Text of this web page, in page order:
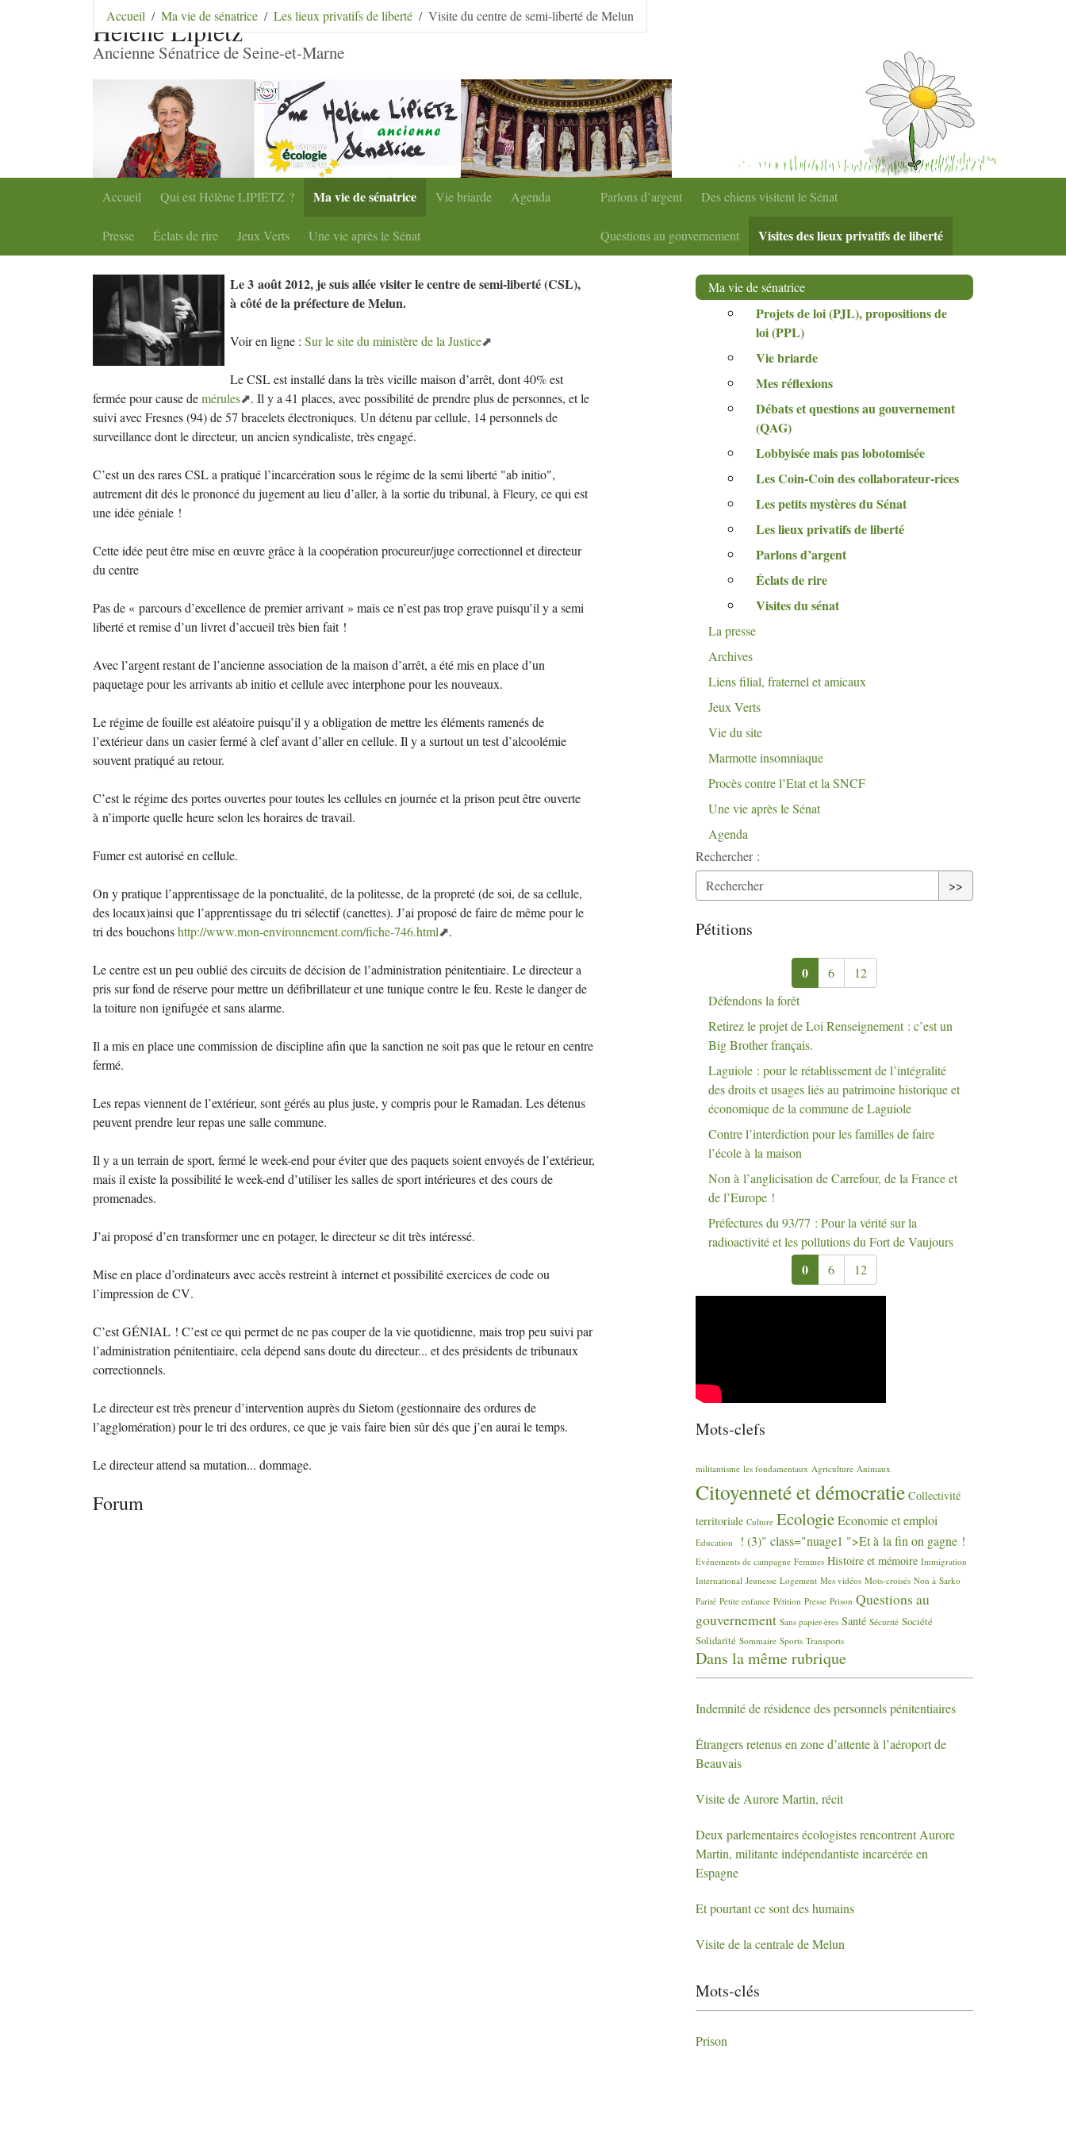
Aller au contenu Aller au menu Aller au menu secondaire Aller à la recherche
Hélène Lipietz
Ancienne Sénatrice de Seine-et-Marne
Accueil Qui est HélèneLIPIETZ ? Ma vie de sénatrice Vie briarde Agenda
Presse Éclats de rire Jeux Verts Une vie après le Sénat
Parlons d’argent Des chiens visitent le Sénat
Questions au gouvernement Visites des lieux privatifs de liberté
Accueil Ma vie de sénatrice Les lieux privatifs de liberté Visite du centre de semi-liberté de Melun
Le 3 août 2012, je suis allée visiter le centre de semi-liberté (CSL),
à côté de la préfecture de Melun.
Voir en ligne :Sur le site du ministère de la Justice
LeCSLest installé dans la très vieille maison d’arrêt, dont 40% est
fermée pour cause demérules
. Il y a 41 places, avec possibilité de prendre plus de personnes, et le
suivi avec Fresnes (94) de 57 bracelets électroniques. Un détenu par cellule, 14 personnels de
surveillance dont le directeur, un ancien syndicaliste, très engagé.
C’est un des raresCSLa pratiqué l’incarcération sous le régime de la semi liberté "ab initio",
autrement dit dés le prononcé du jugement au lieu d’aller, à la sortie du tribunal, à Fleury, ce qui est
une idée géniale !
Cette idée peut être mise en œuvre grâce à la coopération procureur/juge correctionnel et directeur
du centre
Pas de « parcours d’excellence de premier arrivant » mais ce n’est pas trop grave puisqu’il y a semi
liberté et remise d’un livret d’accueil très bien fait !
Avec l’argent restant de l’ancienne association de la maison d’arrêt, a été mis en place d’un
paquetage pour les arrivants ab initio et cellule avec interphone pour les nouveaux.
Le régime de fouille est aléatoire puisqu’il y a obligation de mettre les éléments ramenés de
l’extérieur dans un casier fermé à clef avant d’aller en cellule. Il y a surtout un test d’alcoolémie
souvent pratiqué au retour.
C’est le régime des portes ouvertes pour toutes les cellules en journée et la prison peut être ouverte
à n’importe quelle heure selon les horaires de travail.
Fumer est autorisé en cellule.
On y pratique l’apprentissage de la ponctualité, de la politesse, de la propreté (de soi, de sa cellule,
des locaux)ainsi que l’apprentissage du tri sélectif (canettes). J’ai proposé de faire de même pour le
tri des bouchonshttp://www.mon-environnement.com/fiche-746.html .
Le centre est un peu oublié des circuits de décision de l’administration pénitentiaire. Le directeur a
pris sur fond de réserve pour mettre un défibrillateur et une tunique contre le feu. Reste le danger de
la toiture non ignifugée et sans alarme.
Il a mis en place une commission de discipline afin que la sanction ne soit pas que le retour en centre
fermé.
Les repas viennent de l’extérieur, sont gérés au plus juste, y compris pour le Ramadan. Les détenus
peuvent prendre leur repas une salle commune.
Il y a un terrain de sport, fermé le week-end pour éviter que des paquets soient envoyés de l’extérieur,
mais il existe la possibilité le week-end d’utiliser les salles de sport intérieures et des cours de
promenades.
J’ai proposé d’en transformer une en potager, le directeur se dit très intéressé.
Mise en place d’ordinateurs avec accès restreint à internet et possibilité exercices de code ou
l’impression deCV.
C’est GÉNIAL ! C’est ce qui permet de ne pas couper de la vie quotidienne, mais trop peu suivi par
l’administration pénitentiaire, cela dépend sans doute du directeur... et des présidents de tribunaux
correctionnels.
Le directeur est très preneur d’intervention auprès du Sietom (gestionnaire des ordures de
l’agglomération) pour le tri des ordures, ce que je vais faire bien sûr dés que j’en aurai le temps.
Le directeur attend sa mutation... dommage.
Forum
Ma vie de sénatrice
Projets de loi (PJL), propositions de
loi (PPL)
Vie briarde
Mes réflexions
Débats et questions au gouvernement
(QAG)
Lobbyisée mais pas lobotomisée
Les Coin-Coin des collaborateur-rices
Les petits mystères du Sénat
Les lieux privatifs de liberté
Parlons d’argent
Éclats de rire
Visites du sénat
La presse
Archives
Liens filial, fraternel et amicaux
Jeux Verts
Vie du site
Marmotte insomniaque
Procès contre l’Etat et la SNCF
Une vie après le Sénat
Agenda
Rechercher :
>>
Pétitions
0 6
12
Défendons la forêt
Retirez le projet de Loi Renseignement : c’est un
Big Brother français.
Laguiole : pour le rétablissement de l’intégralité
des droits et usages liés au patrimoine historique et
économique de la commune de Laguiole
Contre l’interdiction pour les familles de faire
l’école à la maison
Non à l’anglicisation de Carrefour, de la France et
de l’Europe !
Préfectures du 93/77 : Pour la vérité sur la
radioactivité et les pollutions du Fort de Vaujours
0 6 12
Mots-clefs
militantisme les fondamentaux Agriculture Animaux
Citoyenneté et démocratie Collectivité
territoriale Culture EcologieEconomie et emploi
Education ! (3)" class="nuage1 ">Et à la fin on gagne !
Evénements de campagne Femmes Histoire et mémoire Immigration
International Jeunesse Logement Mes vidéos Mots-croisés Non à Sarko
Parité Petite enfance Pétition Presse Prison Questions au
gouvernement Sans papier-ères Santé Sécurité Société
Solidarité Sommaire Sports Transports
Dans la même rubrique
Indemnité de résidence des personnels pénitentiaires
Étrangers retenus en zone d’attente à l’aéroport de
Beauvais
Visite de Aurore Martin, récit
Deux parlementaires écologistes rencontrent Aurore
Martin, militante indépendantiste incarcérée en
Espagne
Et pourtant ce sont des humains
Visite de la centrale de Melun
Mots-clés
Prison